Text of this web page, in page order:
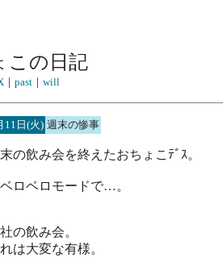
この日記
｜ past｜ will
11日(火) 週末の惨事
の飲み会を終えたおちょこﾃﾞｽ。
ロベロモードで…。
の飲み会。
は大変な有様。